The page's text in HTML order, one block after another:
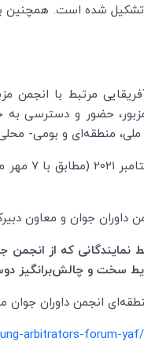
است. همچنین
مرتبط با انجمن
حضور و دسترسی به
منطقهای و بومی-
داوران جوان و معاون
نمایندگانی که از انجمن
سخت و چالش‌برانگیز
ای انجمن داوران جوان
arbitrators-forum-